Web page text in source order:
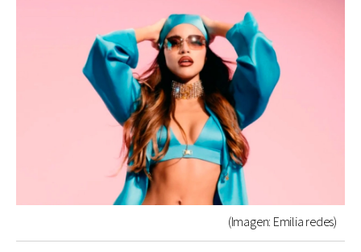
(Imagen: Emilia redes)